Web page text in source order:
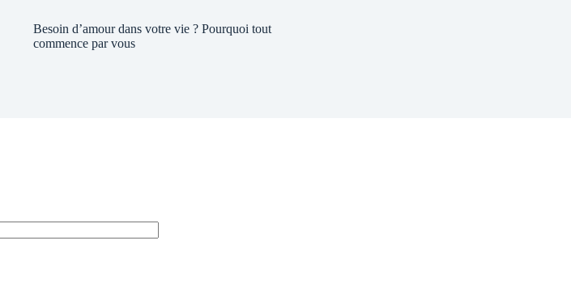
Besoin d’amour dans votre vie ? Pourquoi tout
commence par vous